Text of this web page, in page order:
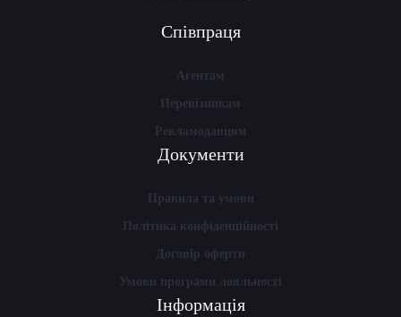
Співпраця
Агентам
Перевізникам
Рекламодавцям
Документи
Правила та умови
Політика конфіденційності
Договір оферти
Умови програми лояльності
Інформація